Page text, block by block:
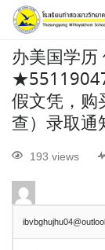
办美国学
假文凭，购
查）录取
193 views